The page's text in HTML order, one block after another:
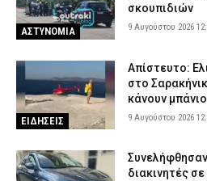
ΑΣΤΥΝΟΜΙΑ
σκουπιδιών
9 Αυγούστου 2026
ΕΙΔΗΣΕΙΣ
Απίστευτο:
στο
κάνουν
9 Αυγούστου 2026
διακινητές